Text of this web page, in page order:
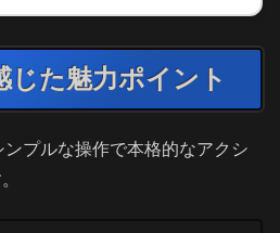
じた魅力ポイント
プルな操作で本格的なアクシ